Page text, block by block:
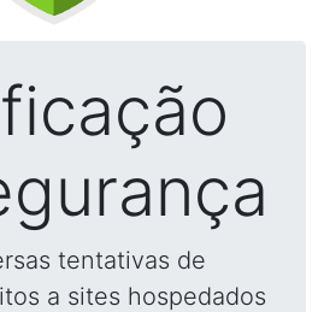
tentativas de
a sites hospedados